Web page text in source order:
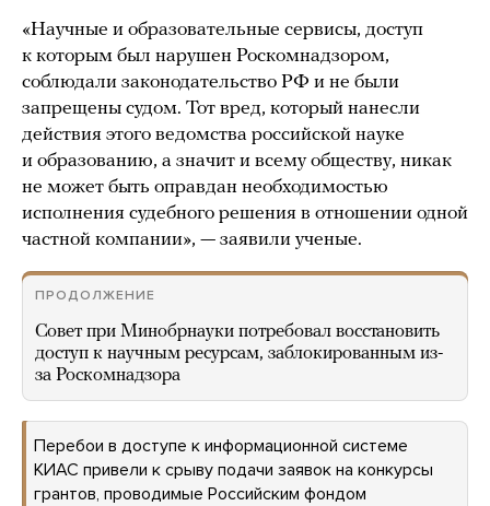
«Научные и образовательные сервисы, доступ
к которым был нарушен Роскомнадзором,
соблюдали законодательство РФ и не были
запрещены судом. Тот вред, который нанесли
действия этого ведомства российской науке
и образованию, а значит и всему обществу, никак
не может быть оправдан необходимостью
исполнения судебного решения в отношении одной
частной компании», — заявили ученые.
ПРОДОЛЖЕНИЕ
Совет при Минобрнауки потребовал восстановить
доступ к научным ресурсам, заблокированным из-
за Роскомнадзора
Перебои в доступе к информационной системе
КИАС привели к срыву подачи заявок на конкурсы
грантов, проводимые Российским фондом